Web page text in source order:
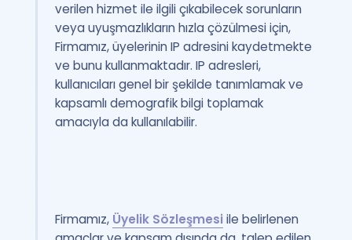
verilen hizmet ile ilgili çıkabilecek sorunların
veya uyuşmazlıkların hızla çözülmesi için,
Firmamız, üyelerinin IP adresini kaydetmekte
ve bunu kullanmaktadır. IP adresleri,
kullanıcıları genel bir şekilde tanımlamak ve
kapsamlı demografik bilgi toplamak
amacıyla da kullanılabilir.
Firmamız, Üyelik Sözleşmesi ile belirlenen